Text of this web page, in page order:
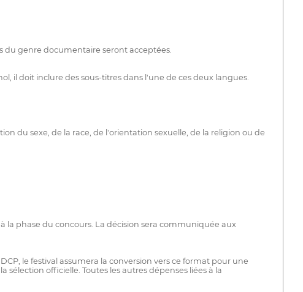
du genre documentaire seront acceptées.
il doit inclure des sous-titres dans l'une de ces deux langues.
du sexe, de la race, de l'orientation sexuelle, de la religion ou de
phase du concours. La décision sera communiquée aux
le festival assumera la conversion vers ce format pour une
officielle. Toutes les autres dépenses liées à la